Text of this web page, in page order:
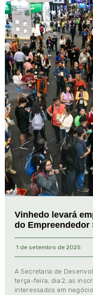
Vinhedo levará
do Empreendedor
1 de setembro de 2025
A Secretaria de
terça-feira, dia 2, as
interessados em